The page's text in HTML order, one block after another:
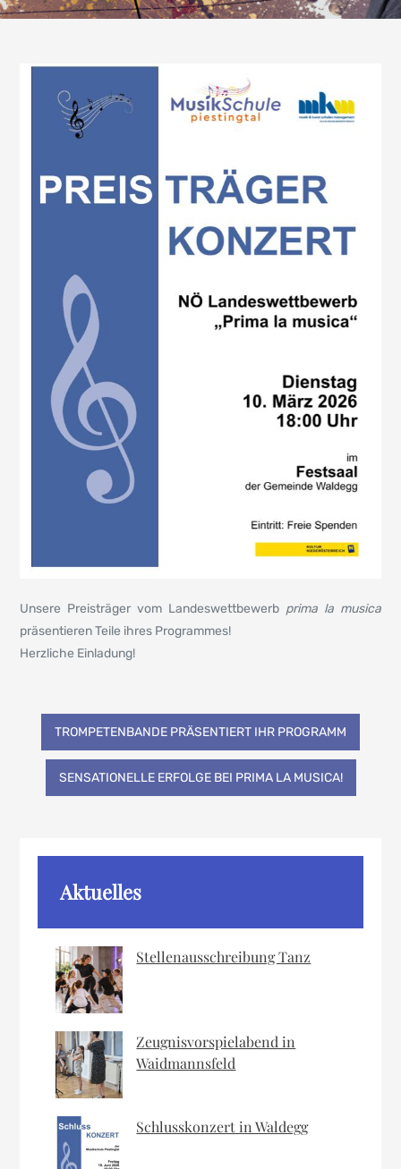
Unsere Preisträger vom Landeswettbewerb prima la musica
präsentieren Teile ihres Programmes!
Herzliche Einladung!
Beitragsnavigation
TROMPETENBANDE PRÄSENTIERT IHR PROGRAMM
SENSATIONELLE ERFOLGE BEI PRIMA LA MUSICA!
Aktuelles
Stellenausschreibung Tanz
Zeugnisvorspielabend in
Waidmannsfeld
Schlusskonzert in Waldegg